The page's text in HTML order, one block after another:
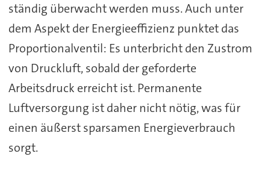
ständig überwacht werden muss. Auch unter
dem Aspekt der Energieeffizienz punktet das
Proportionalventil: Es unterbricht den Zustrom
von Druckluft, sobald der geforderte
Arbeitsdruck erreicht ist. Permanente
Luftversorgung ist daher nicht nötig, was für
einen äußerst sparsamen Energieverbrauch
sorgt.